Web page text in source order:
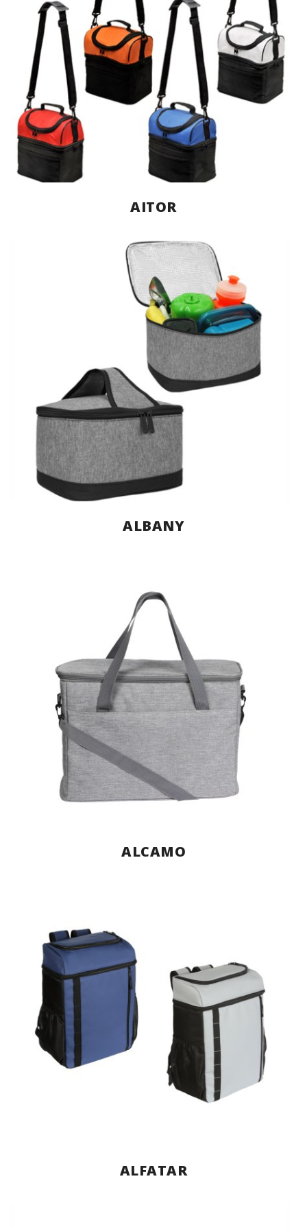
AITOR
ALBANY
ALCAMO
ALFATAR